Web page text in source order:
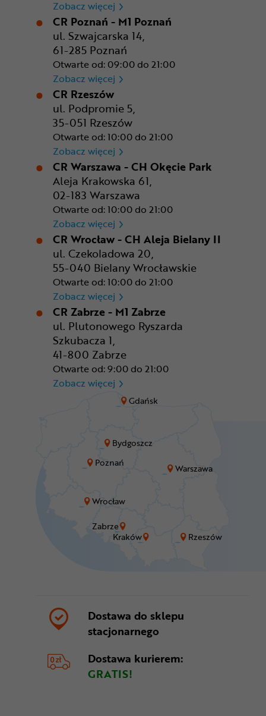
Bydgoszcz
Gdańsk
Kraków
Poznań
Rzeszów
Warszawa
Wrocław
Zabrze
Zobacz więcej CR Kraków - Solvay Park
CR Poznań - M1 Poznań
ul. Szwajcarska 14,
61-285 Poznań
Otwarte od: 09:00 do 21:00
Zobacz więcej CR Poznań - M1 Poznań
CR Rzeszów
ul. Podpromie 5,
35-051 Rzeszów
Otwarte od: 10:00 do 21:00
Zobacz więcej CR Rzeszów
CR Warszawa - CH Okęcie Park
Aleja Krakowska 61,
02-183 Warszawa
Otwarte od: 10:00 do 21:00
Zobacz więcej CR Warszawa - CH Okęcie
CR Wrocław - CH Aleja Bielany II
ul. Czekoladowa 20,
55-040 Bielany Wrocławskie
Otwarte od: 10:00 do 21:00
Zobacz więcej CR Wrocław - CH Aleja
CR Zabrze - M1 Zabrze
ul. Plutonowego Ryszarda
Szkubacza 1,
41-800 Zabrze
Otwarte od: 9:00 do 21:00
Zobacz więcej CR Zabrze - M1 Zabrze
Dostawa do sklepu
stacjonarnego
Dostawa kurierem:
GRATIS!